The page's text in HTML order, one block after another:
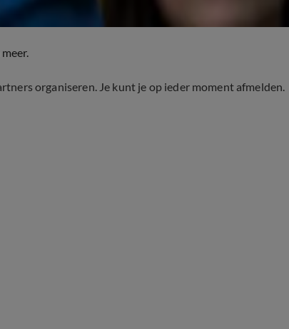
organiseren. Je kunt je op ieder moment afmelden.